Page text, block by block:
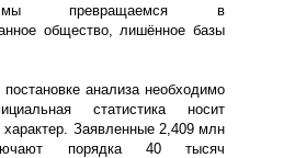
превращаемся в
общество, лишённое базы
постановке анализа необходимо
статистика носит
Заявленные 2,409 млн
порядка 40 тысяч